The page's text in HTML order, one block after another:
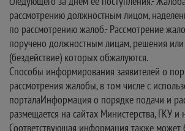
рассмотрению должностным лицом,
по рассмотрению жалоб.- Рассмотрение
поручено должностным лицам, решения или
(бездействие) которых обжалуются.
Способы информирования заявителей о
рассмотрения жалобы, в том числе с
порталаИнформация о порядке подачи и
размещается на сайтах Министерства, ГКУ
Соответствующая информация также